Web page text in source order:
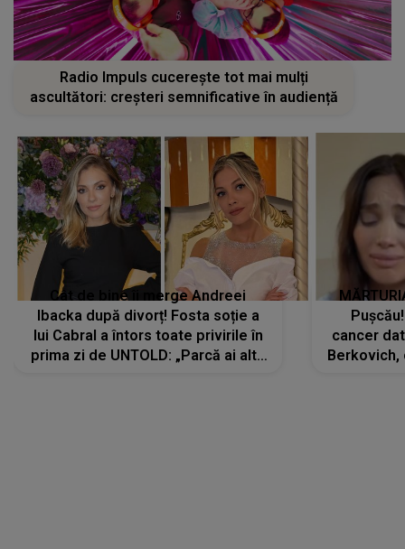
Radio Impuls cucerește tot mai mulți
ascultători: creșteri semnificative în audiență
Cât de bine îi merge Andreei
Ibacka după divorț! Fosta soție a
lui Cabral a întors toate privirile în
prima zi de UNTOLD: „Parcă ai altă
cancer